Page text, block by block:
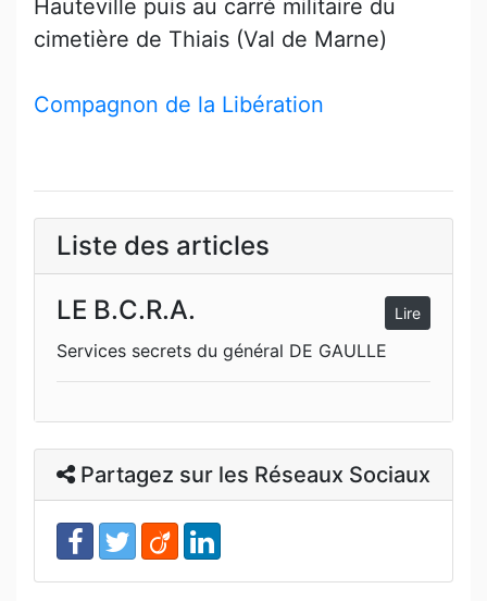
Hauteville puis au carré militaire du
cimetière de Thiais (Val de Marne)
Compagnon de la Libération
Liste des articles
Lire
LE B.C.R.A.
Services secrets du général DE GAULLE
Partagez sur les Réseaux Sociaux